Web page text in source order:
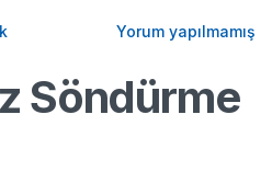
Yorum yapılmamış
Söndürme